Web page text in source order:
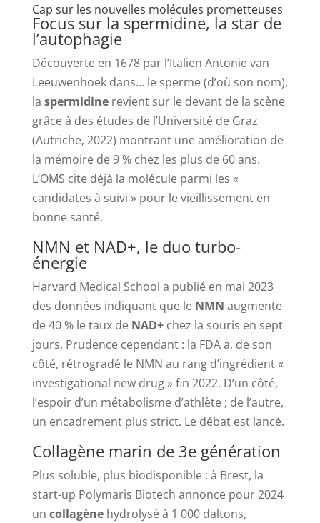
Cap sur les nouvelles molécules prometteuses
Focus sur la spermidine, la star de
l’autophagie
Découverte en 1678 par l’Italien Antonie van
Leeuwenhoek dans… le sperme (d’où son nom),
la spermidinerevient sur le devant de la scène
grâce à des études de l’Université de Graz
(Autriche, 2022) montrant une amélioration de
la mémoire de 9 % chez les plus de 60 ans.
L’OMS cite déjà la molécule parmi les «
candidates à suivi » pour le vieillissement en
bonne santé.
NMN et NAD+, le duo turbo-
énergie
Harvard Medical School a publié en mai 2023
des données indiquant que le NMN augmente
de 40 % le taux de NAD+chez la souris en sept
jours. Prudence cependant : la FDA a, de son
côté, rétrogradé le NMN au rang d’ingrédient «
investigational new drug » fin 2022. D’un côté,
l’espoir d’un métabolisme d’athlète ; de l’autre,
un encadrement plus strict. Le débat est lancé.
Collagène marin de 3e génération
Plus soluble, plus biodisponible : à Brest, la
start-up Polymaris Biotech annonce pour 2024
un collagènehydrolysé à 1 000 daltons,